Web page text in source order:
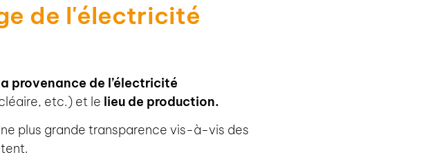
de l'électricité
provenance de l’électricité
etc.) et le lieu de production.
plus grande transparence vis-à-vis des